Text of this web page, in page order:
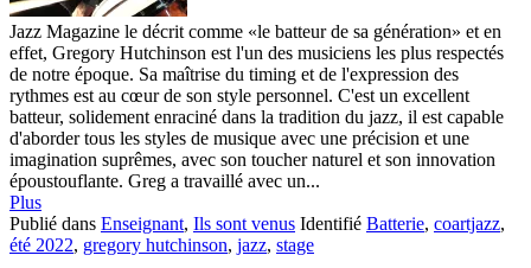
Jazz Magazine le décrit comme «le batteur de sa génération» et en
effet, Gregory Hutchinson est l'un des musiciens les plus respectés
de notre époque. Sa maîtrise du timing et de l'expression des
rythmes est au cœur de son style personnel. C'est un excellent
batteur, solidement enraciné dans la tradition du jazz, il est capable
d'aborder tous les styles de musique avec une précision et une
imagination suprêmes, avec son toucher naturel et son innovation
époustouflante. Greg a travaillé avec un...
Plus
Publié dans Enseignant, Ils sont venus Identifié Batterie, coartjazz,
été 2022, gregory hutchinson, jazz, stage